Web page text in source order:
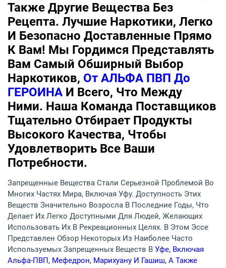
Также Другие Вещества Без
Рецепта. Лучшие Наркотики, Легко
И Безопасно Доставленные Прямо
К Вам! Мы Гордимся Представлять
Вам Самый Обширный Выбор
Наркотиков, От АЛЬФА ПВП До
ГЕРОИНА И Всего, Что Между
Ними. Наша Команда Поставщиков
Тщательно Отбирает Продукты
Высокого Качества, Чтобы
Удовлетворить Все Ваши
Потребности.
Запрещенные Вещества Стали Серьезной Проблемой Во
Многих Частях Мира, Включая Уфу. Доступность Этих
Веществ Значительно Возросла В Последние Годы, Что
Делает Их Легко Доступными Для Людей, Желающих
Использовать Их В Рекреационных Целях. В Этом Эссе
Представлен Обзор Некоторых Из Наиболее Часто
Используемых Запрещенных Веществ В Уфе, Включая
Альфа-ПВП, Мефедрон, Марихуану И Гашиш, А Также